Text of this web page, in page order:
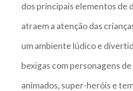
dos principais elementos de
atraem a atenção das
um ambiente lúdico e
bexigas com personagens
animados, super-heróis e